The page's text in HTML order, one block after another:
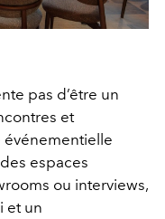
pas d’être un
et
événementielle
espaces
ou interviews,
et un